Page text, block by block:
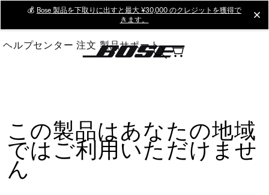
Main
💰 Bose 製品を下取りに出すと最大 ¥30,000 のクレジットを獲得で
きます。
ヘルプセンター 注文 製品サポート
この製品はあなたの地域
ではご利用いただけませ
ん